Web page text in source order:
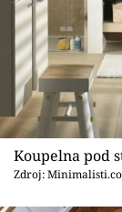
Koupelna pod
Zdroj: